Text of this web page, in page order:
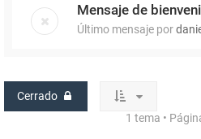
Mensaje de
Último mensaje por
Cerrado
1 tema •